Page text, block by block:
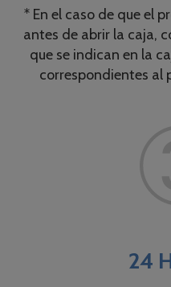
* En el caso de que el
antes de abrir la caja,
que se indican en la
correspondientes al
24